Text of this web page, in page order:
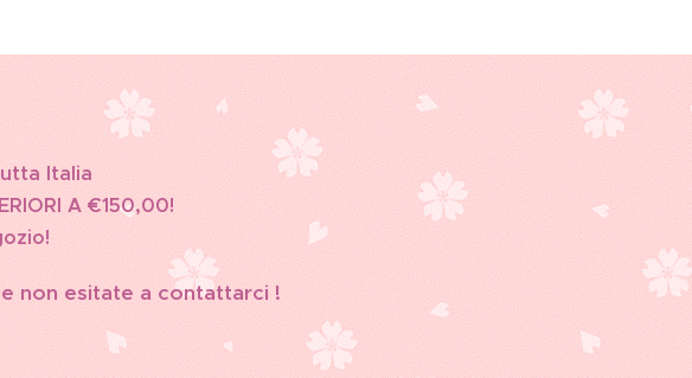
Italia
A €150,00!
non esitate a contattarci !